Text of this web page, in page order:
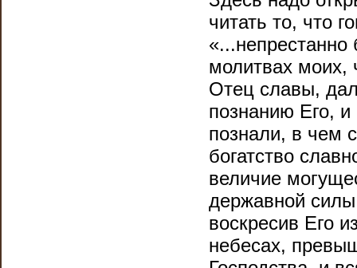
читать то, что
«...непрестанно
молитвах моих,
Отец славы,
познанию Его,
познали, в чем
богатство
величие
державной
воскресив Его
небесах,